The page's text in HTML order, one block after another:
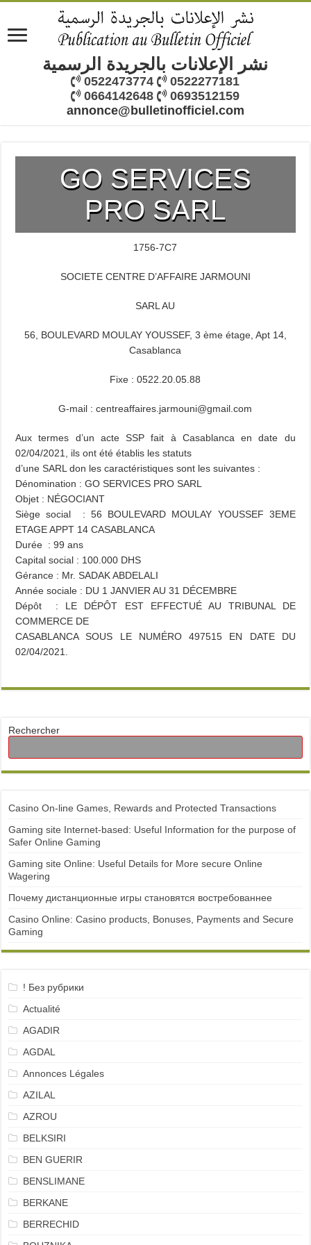
نشر الإعلانات بالجريدة الرسمية
0522473774
0522277181
0664142648
0693512159
annonce@bulletinofficiel.com
GO SERVICES
PRO SARL
1756-7C7
SOCIETE CENTRE D’AFFAIRE JARMOUNI
SARL AU
56, BOULEVARD MOULAY YOUSSEF, 3 ème étage, Apt 14,
Casablanca
Fixe : 0522.20.05.88
G-mail : centreaffaires.jarmouni@gmail.com
Aux termes d’un acte SSP fait à Casablanca en date du
02/04/2021, ils ont été établis les statuts
d’une SARL don les caractéristiques sont les suivantes :
Dénomination : GO SERVICES PRO SARL
Objet : NÉGOCIANT
Siège social : 56 BOULEVARD MOULAY YOUSSEF 3EME
ETAGE APPT 14CASABLANCA
Durée : 99 ans
Capital social : 100.000 DHS
Gérance : Mr. SADAK ABDELALI
Année sociale : DU 1 JANVIER AU 31 DÉCEMBRE
Dépôt : LE DÉPÔT EST EFFECTUÉ AU TRIBUNAL DE
COMMERCE DE
CASABLANCA SOUS LE NUMÉRO 497515 EN DATE DU
02/04/2021.
Rechercher
Casino On-line Games, Rewards and Protected Transactions
Gaming site Internet-based: Useful Information for the purpose of
Safer Online Gaming
Gaming site Online: Useful Details for More secure Online
Wagering
Почему дистанционные игры становятся востребованнее
Casino Online: Casino products, Bonuses, Payments and Secure
Gaming
! Без рубрики
Actualité
AGADIR
AGDAL
Annonces Légales
AZILAL
AZROU
BELKSIRI
BEN GUERIR
BENSLIMANE
BERKANE
BERRECHID